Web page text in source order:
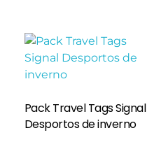
Pack Travel Tags Signal
Desportos de inverno